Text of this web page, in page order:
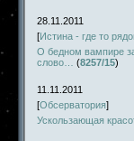
28.11.2011
[Истина - где то
О бедном вампире
слово…
(8257/15)
11.11.2011
[Обсерватория]
Ускользающая